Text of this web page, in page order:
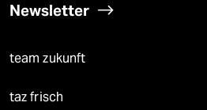
Newsletter
team zukunft
taz frisch